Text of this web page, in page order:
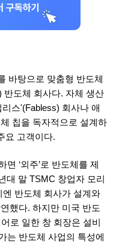
바탕으로 맞춤형 반도체
반도체 회사다. 자체 생산
스'(Fabless) 회사나 애
칩을 독자적으로 설계하
요 고객이다.
‘외주’로 반도체를 제
대 말 TSMC 창업자 모리
반도체 회사가 설계와
했다. 하지만 미국 반도
로 일한 창 회장은 설비
는 반도체 사업의 특성에